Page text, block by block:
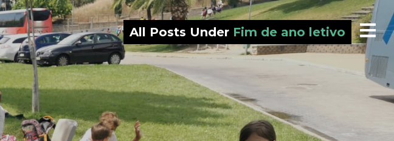
All Posts Under Fim de ano letivo